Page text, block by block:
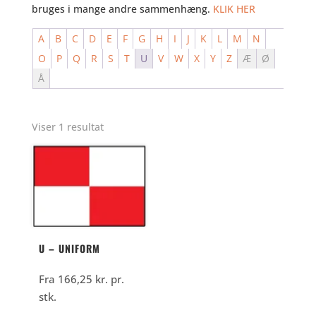
bruges i mange andre sammenhæng. KLIK HER
A B C D E F G H I J K L M
N
O
P Q R S T U V W X Y Z Æ
Ø
Å
Viser 1 resultat
U – UNIFORM
Fra 166,25 kr. pr.
stk.